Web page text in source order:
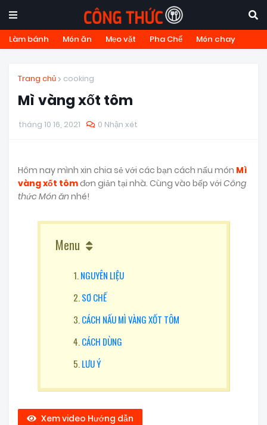
Làm bánh Món ăn Mẹo vặt Pha Chế Món chay
Trang chủ cooking
Mì vàng xốt tôm
tháng 10 16, 2021 0 Nhận xét
Hôm nay mình xin chia sẻ với các bạn cách nấu món Mì
vàng xốt tômđơn giản tại nhà. Cùng vào bếp với Công
thức Món ănnhé!
Menu
NGUYÊN LIỆU
SƠ CHẾ
CÁCH NẤU MÌ VÀNG XỐT TÔM
CÁCH DÙNG
LƯU Ý
Xem video Hướng dẫn